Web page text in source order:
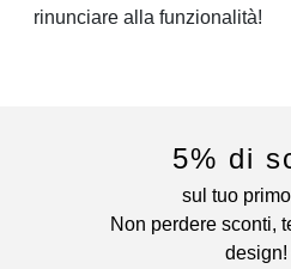
rinunciare alla funzionalità!
5% di
sul tuo
Non perdere sconti,
design!